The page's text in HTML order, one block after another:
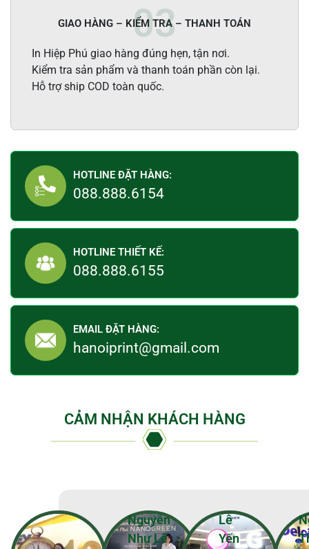
GIAO HÀNG – KIỂM TRA – THANH TOÁN
In Hiệp Phú giao hàng đúng hẹn, tận nơi.
Kiểm tra sản phẩm và thanh toán phần còn lại.
Hỗ trợ ship COD toàn quốc.
HOTLINE ĐẶT HÀNG:
088.888.6154
HOTLINE THIẾT KẾ:
088.888.6155
EMAIL ĐẶT HÀNG:
hanoiprint@gmail.com
CẢM NHẬN KHÁCH HÀNG
Nguyễn
Như Lê
Lê
Yến